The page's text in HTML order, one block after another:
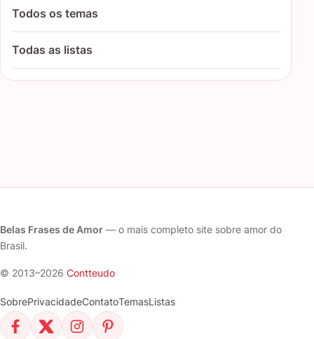
Todos os temas
Todas as listas
Belas Frases de Amor — o mais completo site sobre amor do
Brasil.
© 2013–2026 Contteudo
SobrePrivacidadeContatoTemasListas